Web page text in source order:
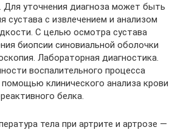
Для уточнения диагноза может быть
сустава с извлечением и анализом
С целью осмотра сустава
биопсии синовиальной оболочки
Лабораторная диагностика.
воспалительного процесса
клинического анализа крови
белка.
тела при артрите и артрозе —